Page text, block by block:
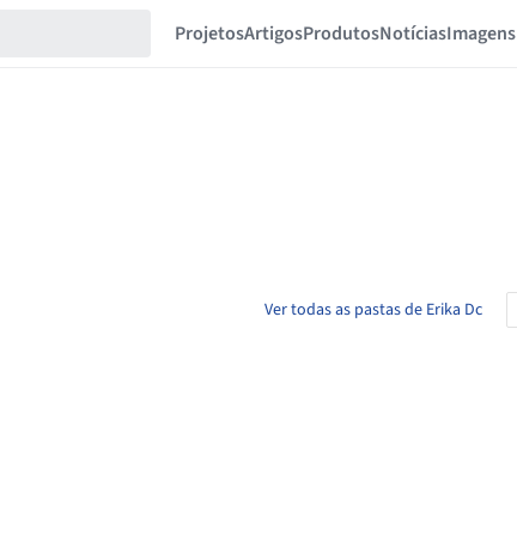
ProjetosArtigosProdutosNotíciasImagens
Ver todas as pastas de Erika Dc